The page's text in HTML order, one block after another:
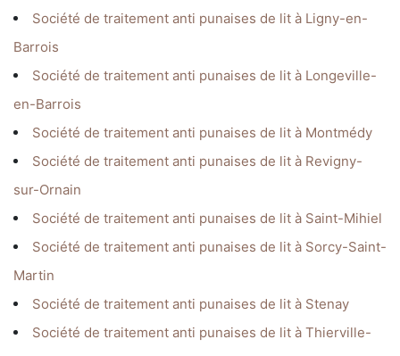
Société de traitement anti punaises de lit à Ligny-en-
Barrois
Société de traitement anti punaises de lit à Longeville-
en-Barrois
Société de traitement anti punaises de lit à Montmédy
Société de traitement anti punaises de lit à Revigny-
sur-Ornain
Société de traitement anti punaises de lit à Saint-Mihiel
Société de traitement anti punaises de lit à Sorcy-Saint-
Martin
Société de traitement anti punaises de lit à Stenay
Société de traitement anti punaises de lit à Thierville-